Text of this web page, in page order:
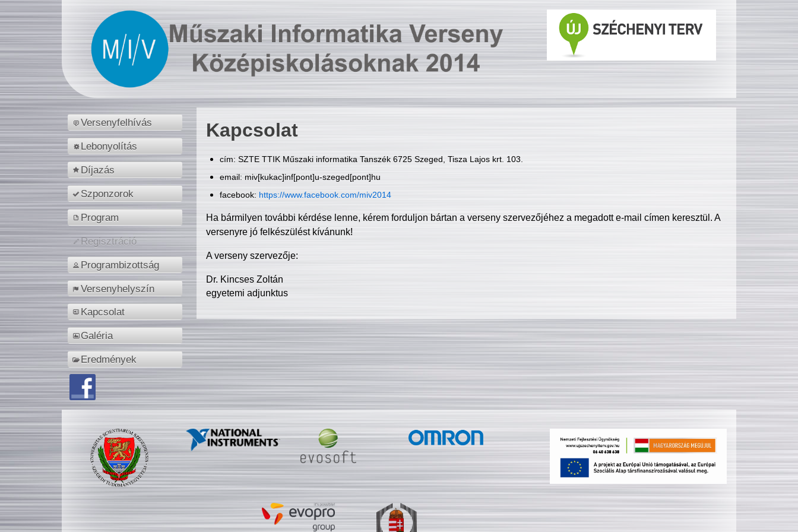
Versenyfelhívás
Lebonyolítás
Díjazás
Szponzorok
Program
Regisztráció
Programbizottság
Versenyhelyszín
Kapcsolat
Galéria
Eredmények
Kapcsolat
cím: SZTE TTIK Műszaki informatika Tanszék 6725 Szeged, Tisza Lajos krt. 103.
email: miv[kukac]inf[pont]u-szeged[pont]hu
facebook: https://www.facebook.com/miv2014
Ha bármilyen további kérdése lenne, kérem forduljon bártan a verseny szervezőjéhez a megadott e-mail címen keresztül. A
versenyre jó felkészülést kívánunk!
A verseny szervezője:
Dr. Kincses Zoltán
egyetemi adjunktus